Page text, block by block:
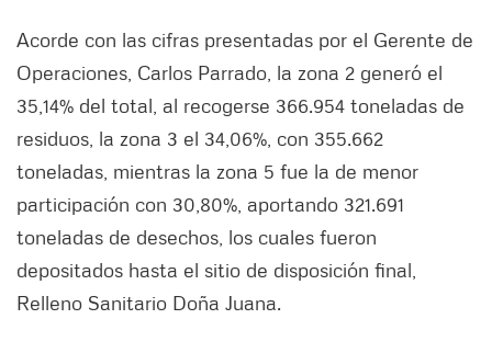
Acorde con las cifras presentadas por el Gerente de
Operaciones, Carlos Parrado, la zona 2 generó el
35,14% del total, al recogerse 366.954 toneladas de
residuos, la zona 3 el 34,06%, con 355.662
toneladas, mientras la zona 5 fue la de menor
participación con 30,80%, aportando 321.691
toneladas de desechos, los cuales fueron
depositados hasta el sitio de disposición final,
Relleno Sanitario Doña Juana.